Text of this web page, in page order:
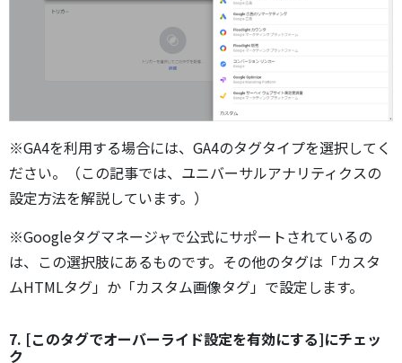
※GA4を利用する場合には、GA4のタグタイプを選択してく
ださい。（この記事では、ユニバーサルアナリティクスの
設定方法を解説しています。）
※Googleタグマネージャで公式にサポートされているの
は、この選択肢にあるものです。その他のタグは「カスタ
ムHTMLタグ」か「カスタム画像タグ」で設定します。
7. [このタグでオーバーライド設定を有効にする]にチェッ
ク